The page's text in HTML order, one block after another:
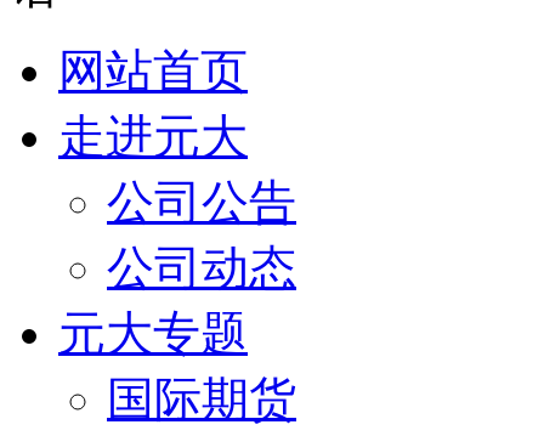
网站首页
走进元大
公司公告
公司动态
元大专题
国际期货